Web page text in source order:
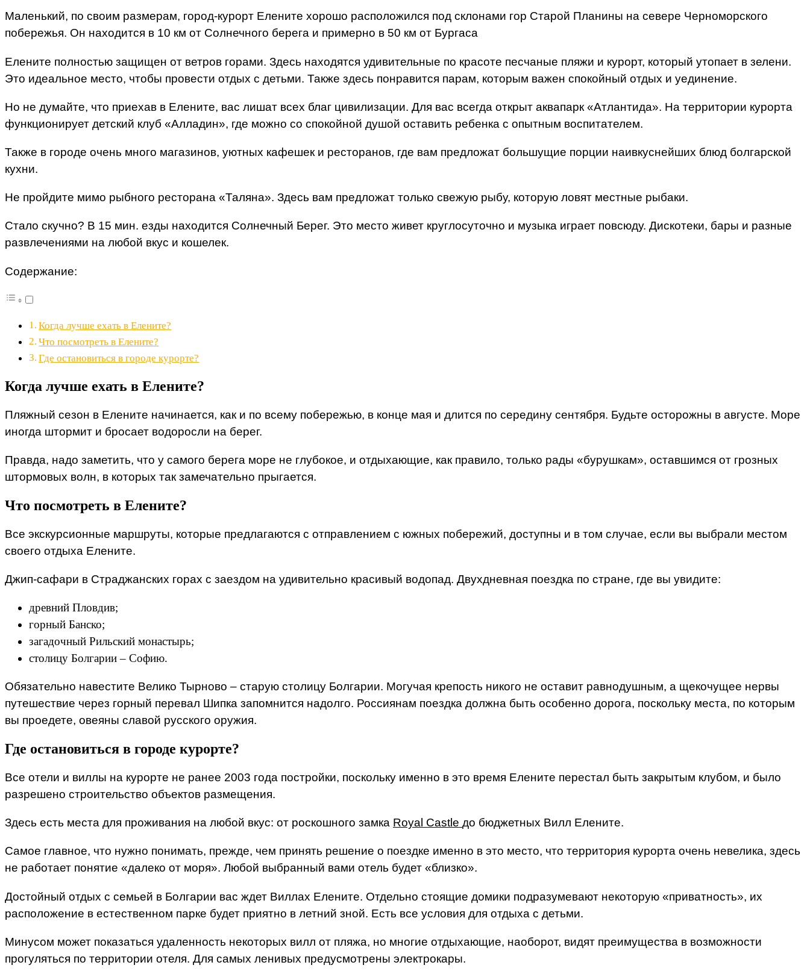
Маленький, по своим размерам, город-курорт Елените хорошо расположился под склонами гор Старой Планины на севере Черноморского
побережья. Он находится в 10 км от Солнечного берега и примерно в 50 км от Бургаса
Елените полностью защищен от ветров горами. Здесь находятся удивительные по красоте песчаные пляжи и курорт, который утопает в зелени.
Это идеальное место, чтобы провести отдых с детьми. Также здесь понравится парам, которым важен спокойный отдых и уединение.
Но не думайте, что приехав в Елените, вас лишат всех благ цивилизации. Для вас всегда открыт аквапарк «Атлантида». На территории курорта
функционирует детский клуб «Алладин», где можно со спокойной душой оставить ребенка с опытным воспитателем.
Также в городе очень много магазинов, уютных кафешек и ресторанов, где вам предложат большущие порции наивкуснейших блюд болгарской
кухни.
Не пройдите мимо рыбного ресторана «Таляна». Здесь вам предложат только свежую рыбу, которую ловят местные рыбаки.
Стало скучно? В 15 мин. езды находится Солнечный Берег. Это место живет круглосуточно и музыка играет повсюду. Дискотеки, бары и разные
развлечениями на любой вкус и кошелек.
Содержание:
Когда лучше ехать в Елените?
Что посмотреть в Елените?
Где остановиться в городе курорте?
Когда лучше ехать в Елените?
Пляжный сезон в Елените начинается, как и по всему побережью, в конце мая и длится по середину сентября. Будьте осторожны в августе. Море
иногда штормит и бросает водоросли на берег.
Правда, надо заметить, что у самого берега море не глубокое, и отдыхающие, как правило, только рады «бурушкам», оставшимся от грозных
штормовых волн, в которых так замечательно прыгается.
Что посмотреть в Елените?
Все экскурсионные маршруты, которые предлагаются с отправлением с южных побережий, доступны и в том случае, если вы выбрали местом
своего отдыха Елените.
Джип-сафари в Страджанских горах с заездом на удивительно красивый водопад. Двухдневная поездка по стране, где вы увидите:
древний Пловдив;
горный Банско;
загадочный Рильский монастырь;
столицу Болгарии – Софию.
Обязательно навестите Велико Тырново – старую столицу Болгарии. Могучая крепость никого не оставит равнодушным, а щекочущее нервы
путешествие через горный перевал Шипка запомнится надолго. Россиянам поездка должна быть особенно дорога, поскольку места, по которым
вы проедете, овеяны славой русского оружия.
Где остановиться в городе курорте?
Все отели и виллы на курорте не ранее 2003 года постройки, поскольку именно в это время Елените перестал быть закрытым клубом, и было
разрешено строительство объектов размещения.
Здесь есть места для проживания на любой вкус: от роскошного замка Royal Castle до бюджетных Вилл Елените.
Самое главное, что нужно понимать, прежде, чем принять решение о поездке именно в это место, что территория курорта очень невелика, здесь
не работает понятие «далеко от моря». Любой выбранный вами отель будет «близко».
Достойный отдых с семьей в Болгарии вас ждет Виллах Елените. Отдельно стоящие домики подразумевают некоторую «приватность», их
расположение в естественном парке будет приятно в летний зной. Есть все условия для отдыха с детьми.
Минусом может показаться удаленность некоторых вилл от пляжа, но многие отдыхающие, наоборот, видят преимущества в возможности
прогуляться по территории отеля. Для самых ленивых предусмотрены электрокары.